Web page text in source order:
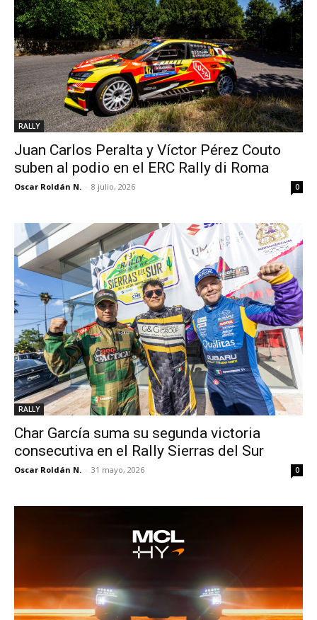
RALLY
Juan Carlos Peralta y Víctor Pérez Couto
suben al podio en el ERC Rally di Roma
Oscar Roldán N. - 8 julio, 2026 0
RALLY
Char García suma su segunda victoria
consecutiva en el Rally Sierras del Sur
Oscar Roldán N. - 31 mayo, 2026 0